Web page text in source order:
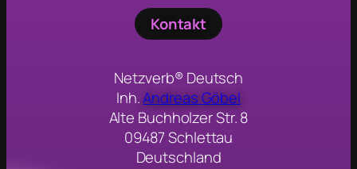
Kontakt
Netzverb® Deutsch
Inh.Andreas Göbel
Alte Buchholzer Str. 8
09487 Schlettau
Deutschland